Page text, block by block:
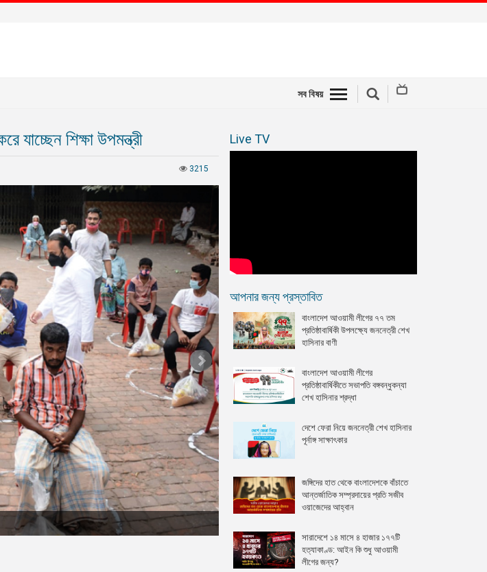
সব বিষয়
যাচ্ছেন শিক্ষা উপমন্ত্রী
3215
Live TV
আপনার জন্য প্রস্তাবিত
বাংলাদেশ আওয়ামী লীগের ৭৭ তম
প্রতিষ্ঠাবার্ষিকী উপলক্ষ্যে জননেত্রী শেখ
হাসিনার বাণী
বাংলাদেশ আওয়ামী লীগের
প্রতিষ্ঠাবার্ষিকীতে সভাপতি বঙ্গবন্ধুকন্যা
শেখ হাসিনার শ্রদ্ধা
দেশে ফেরা নিয়ে জননেত্রী শেখ হাসিনার
পূর্নাঙ্গ সাক্ষাৎকার
জঙ্গিদের হাত থেকে বাংলাদেশকে বাঁচাতে
আন্তর্জাতিক সম্প্রদায়ের প্রতি সজীব
ওয়াজেদের আহ্বান
সারাদেশে ১৪ মাসে ৪ হাজার ১৭৭টি
হত্যাকাণ্ড: আইন কি শুধু আওয়ামী
লীগের জন্য?